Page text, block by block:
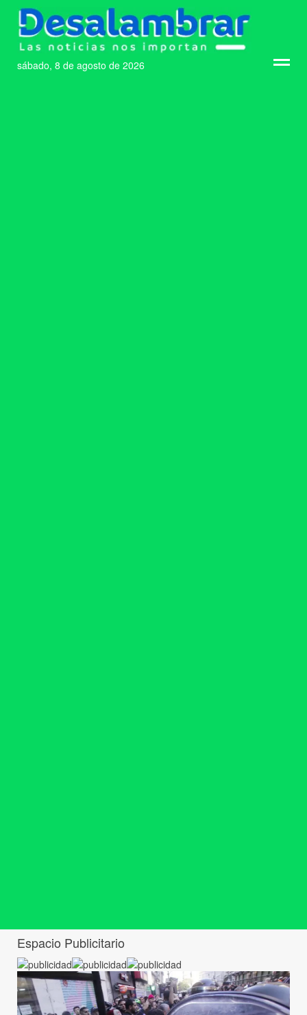
sábado, 8 de agosto de 2026
Espacio Publicitario